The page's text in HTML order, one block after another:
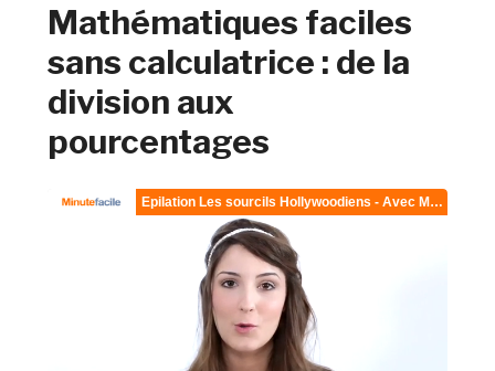
Mathématiques faciles
sans calculatrice : de la
division aux
pourcentages